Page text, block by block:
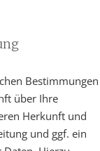
Bestimmungen
über Ihre
Herkunft und
und ggf. ein